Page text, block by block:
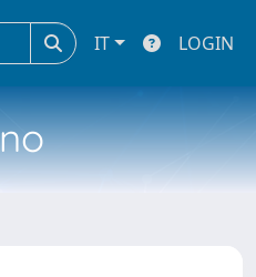
IT LOGIN